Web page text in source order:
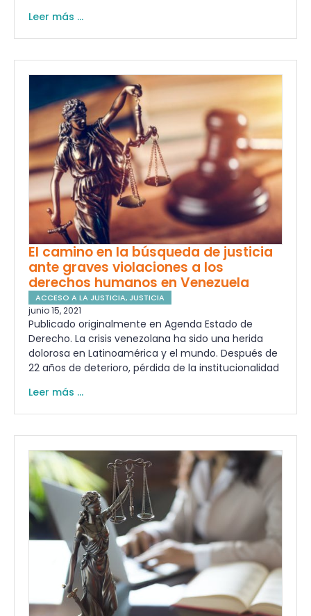
Leer más ...
El camino en la búsqueda de justicia
ante graves violaciones a los
derechos humanos en Venezuela
ACCESO A LA JUSTICIA, JUSTICIA
junio 15, 2021
Publicado originalmente en Agenda Estado de
Derecho. La crisis venezolana ha sido una herida
dolorosa en Latinoamérica y el mundo. Después de
22 años de deterioro, pérdida de la institucionalidad
Leer más ...